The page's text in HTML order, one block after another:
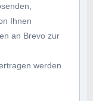
Ihnen
an Brevo zur
werden